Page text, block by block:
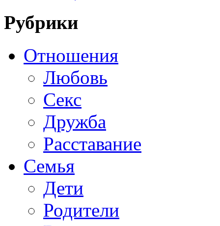
Рубрики
Отношения
Любовь
Секс
Дружба
Расставание
Семья
Дети
Родители